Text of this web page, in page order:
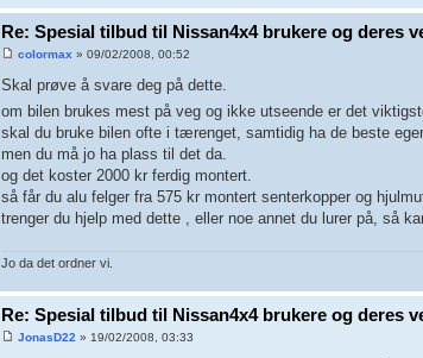
Re: Spesial tilbud til Nissan4x4 brukere og deres
colormax » 09/02/2008, 00:52
Skal prøve å svare deg på dette.
om bilen brukes mest på veg og ikke utseende er det
skal du bruke bilen ofte i tærenget, samtidig ha de beste
men du må jo ha plass til det da.
og det koster 2000 kr ferdig montert.
så får du alu felger fra 575 kr montert senterkopper og
trenger du hjelp med dette , eller noe annet du lurer på, så
Jo da det ordner vi.
Re: Spesial tilbud til Nissan4x4 brukere og deres
JonasD22 » 19/02/2008, 03:33